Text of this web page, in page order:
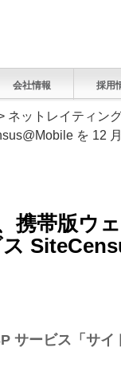
会社情報 採用
ネットレイティン
を 12
携帯版ウ
サービス「サ